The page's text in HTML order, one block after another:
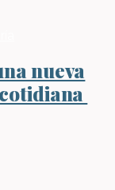
nueva